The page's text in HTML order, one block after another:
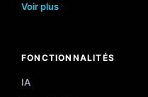
Voir plus
FONCTIONNALITÉS
IA